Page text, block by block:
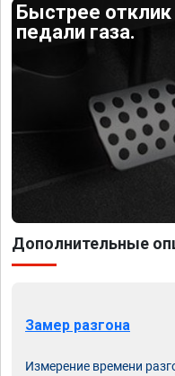
Быстрее отклик
педали газа.
Дополнительные
Замер разгона
Измерение времени